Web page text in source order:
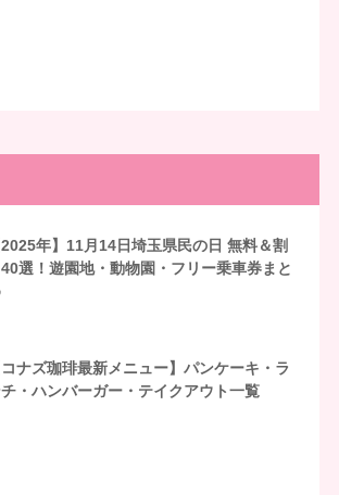
2025年】11月14日埼玉県民の日 無料＆割
選！遊園地・動物園・フリー乗車券まと
コナズ珈琲最新メニュー】パンケーキ・ラ
チ・ハンバーガー・テイクアウト一覧